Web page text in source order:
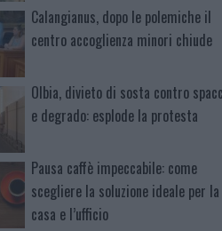
Calangianus, dopo le polemiche il
centro accoglienza minori chiude
Olbia, divieto di sosta contro
e degrado: esplode la protesta
Pausa caffè impeccabile: come
scegliere la soluzione ideale per la
casa e l’ufficio